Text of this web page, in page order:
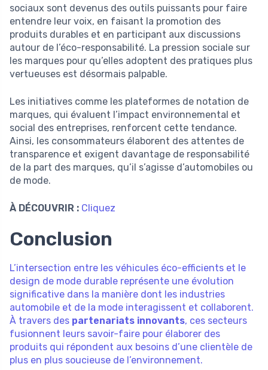
sociaux sont devenus des outils puissants pour faire
entendre leur voix, en faisant la promotion des
produits durables et en participant aux discussions
autour de l’éco-responsabilité. La pression sociale sur
les marques pour qu’elles adoptent des pratiques plus
vertueuses est désormais palpable.
Les initiatives comme les plateformes de notation de
marques, qui évaluent l’impact environnemental et
social des entreprises, renforcent cette tendance.
Ainsi, les consommateurs élaborent des attentes de
transparence et exigent davantage de responsabilité
de la part des marques, qu’il s’agisse d’automobiles ou
de mode.
À DÉCOUVRIR : Cliquez
Conclusion
L’intersection entre les véhicules éco-efficients et le
design de mode durable représente une évolution
significative dans la manière dont les industries
automobile et de la mode interagissent et collaborent.
À travers des partenariats innovants, ces secteurs
fusionnent leurs savoir-faire pour élaborer des
produits qui répondent aux besoins d’une clientèle de
plus en plus soucieuse de l’environnement.